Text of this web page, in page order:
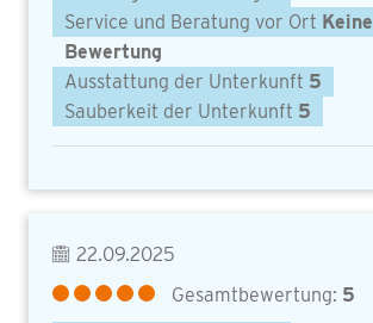
Service und Beratung vor Ort Keine
Bewertung
Ausstattung der Unterkunft 5
Sauberkeit der Unterkunft 5
22.09.2025
Gesamtbewertung: 5